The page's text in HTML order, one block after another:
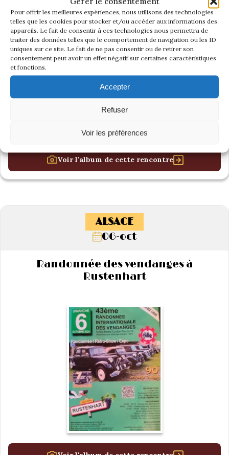
Pour offrir les meilleures expériences, nous utilisons des technologies
telles que les cookies pour stocker et/ou accéder aux informations des
appareils. Le fait de consentir à ces technologies nous permettra de
traiter des données telles que le comportement de navigation ou les ID
uniques sur ce site. Le fait de ne pas consentir ou de retirer son
consentement peut avoir un effet négatif sur certaines caractéristiques
et fonctions.
Accepter
Refuser
Voir les préférences
Voir l'album de cette rencontre
ALSACE
06-oct
Randonnée des vendanges à
Rustenhart